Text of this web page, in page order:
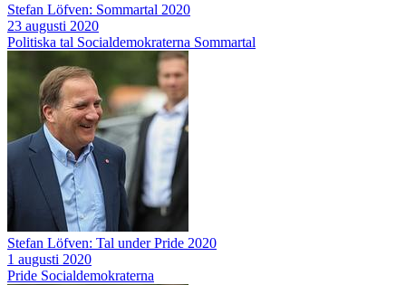
Stefan Löfven: Sommartal 2020
23 augusti 2020
Politiska tal Socialdemokraterna Sommartal
Stefan Löfven: Tal under Pride 2020
1 augusti 2020
Pride Socialdemokraterna